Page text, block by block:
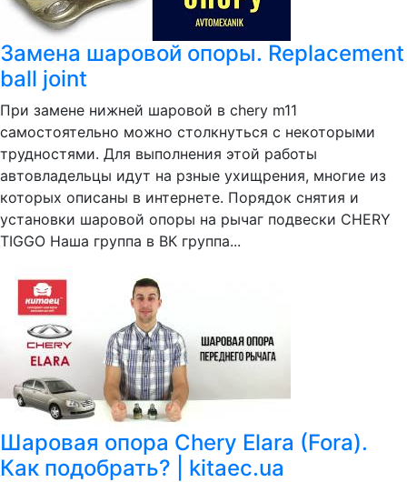
Замена шаровой опоры. Replacement
ball joint
При замене нижней шаровой в chery m11
самостоятельно можно столкнуться с некоторыми
трудностями. Для выполнения этой работы
автовладельцы идут на рзные ухищрения, многие из
которых описаны в интернете. Порядок снятия и
установки шаровой опоры на рычаг подвески CHERY
TIGGO Наша группа в ВК группа...
Шаровая опора Chery Elara (Fora).
Как подобрать? | kitaec.ua